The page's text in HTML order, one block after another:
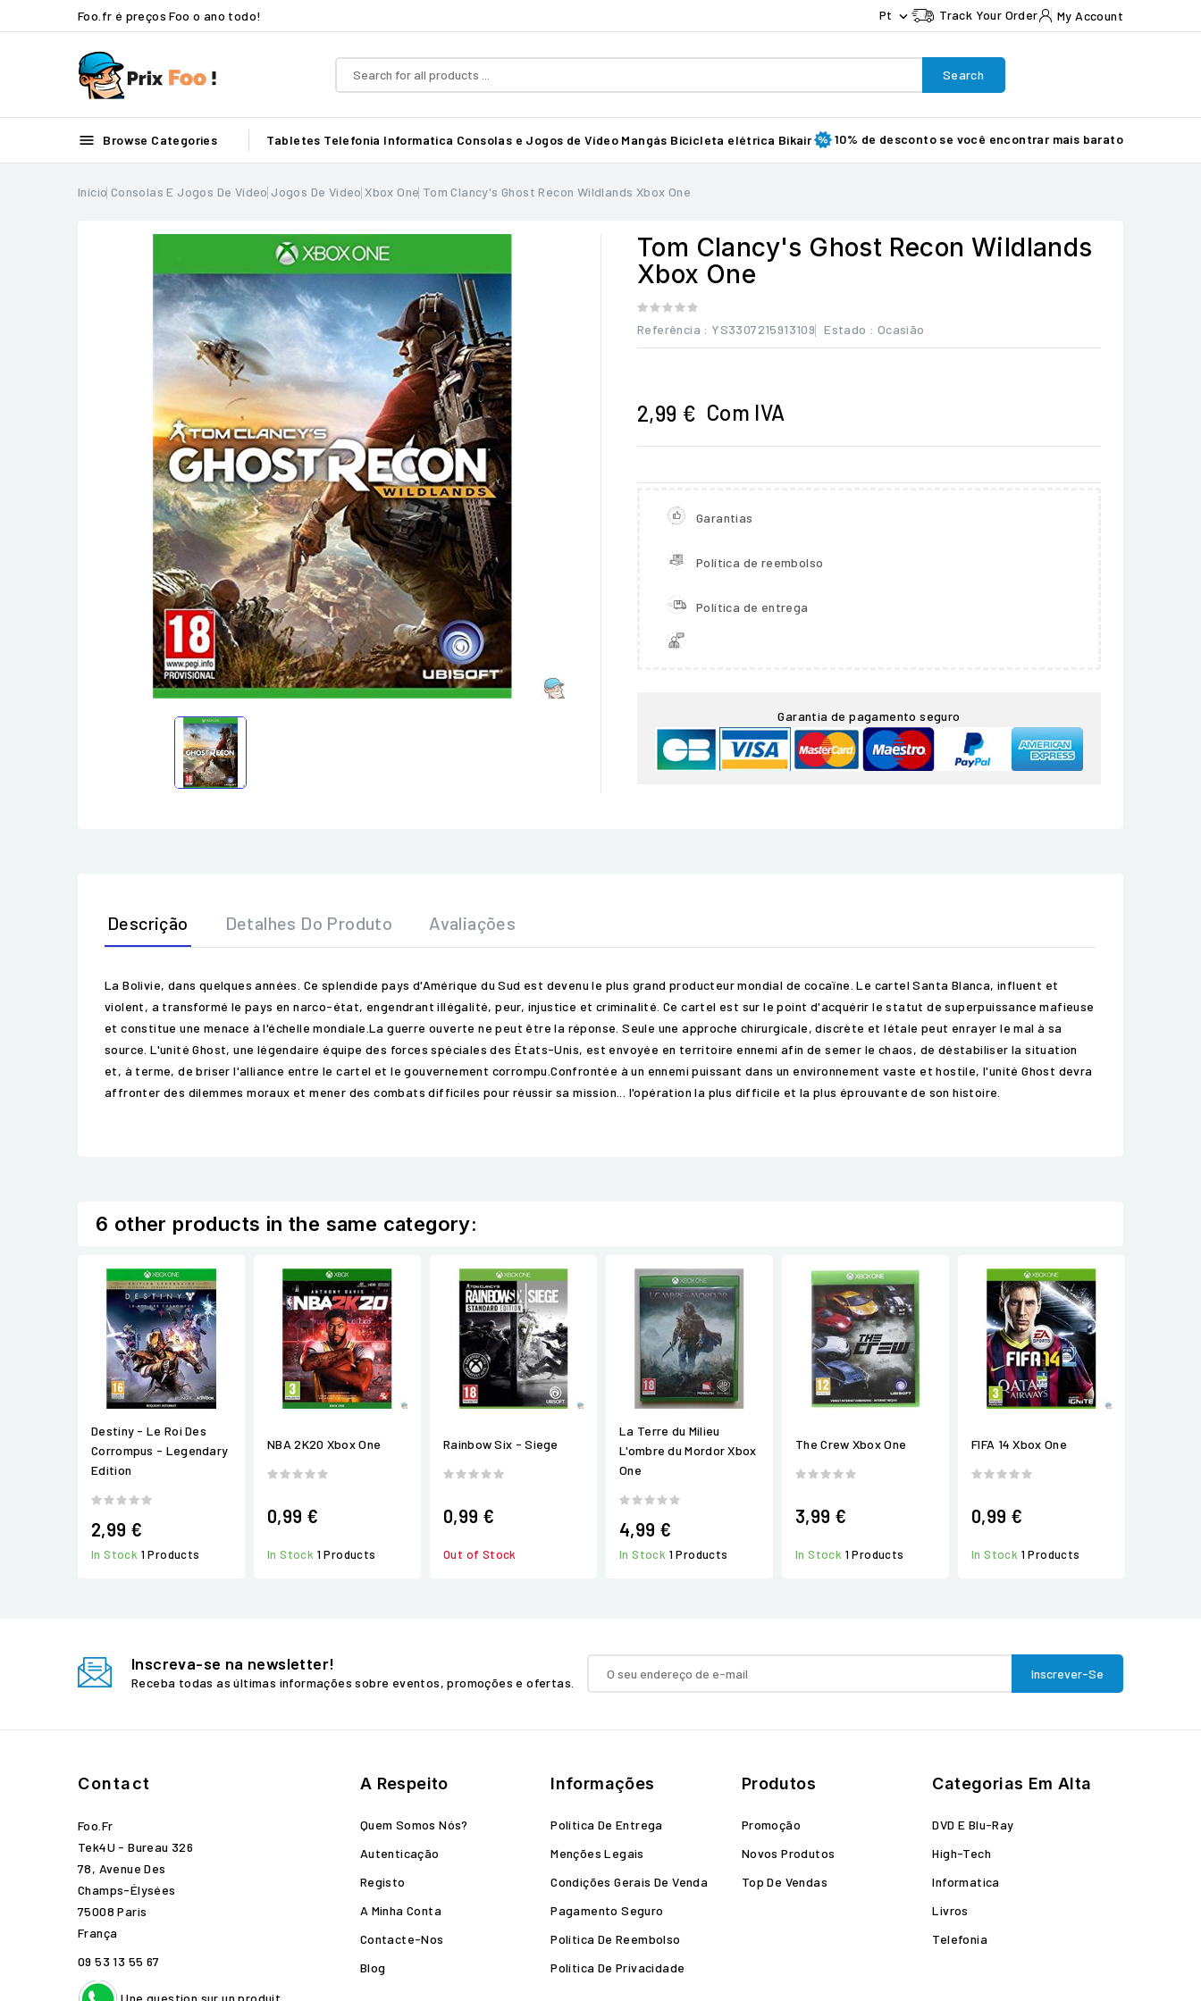
Foo.fr é preços Foo o ano todo! Pt  Track Your Order My Account
Search
 Browse Categories Tabletes Telefonia Informatica Consolas e Jogos de Vídeo Mangás Bicicleta elétrica Bikair 10% de desconto se você encontrar mais barato
Início Consolas E Jogos De Vídeo Jogos De Vídeo Xbox One Tom Clancy's Ghost Recon Wildlands Xbox One

Tom Clancy's Ghost Recon Wildlands
Xbox One
Referência : YS3307215913109 Estado : Ocasião
2,99 € Com IVA
Garantias
Política de reembolso
Política de entrega
Garantia de pagamento seguro
Descrição Detalhes Do Produto Avaliações
La Bolivie, dans quelques années. Ce splendide pays d'Amérique du Sud est devenu le plus grand producteur mondial de cocaïne. Le cartel Santa Blanca, influent et
violent, a transformé le pays en narco-état, engendrant illégalité, peur, injustice et criminalité. Ce cartel est sur le point d'acquérir le statut de superpuissance mafieuse
et constitue une menace à l'échelle mondiale.La guerre ouverte ne peut être la réponse. Seule une approche chirurgicale, discrète et létale peut enrayer le mal à sa
source. L'unité Ghost, une légendaire équipe des forces spéciales des États-Unis, est envoyée en territoire ennemi afin de semer le chaos, de déstabiliser la situation
et, à terme, de briser l'alliance entre le cartel et le gouvernement corrompu.Confrontée à un ennemi puissant dans un environnement vaste et hostile, l'unité Ghost devra
affronter des dilemmes moraux et mener des combats difficiles pour réussir sa mission... l'opération la plus difficile et la plus éprouvante de son histoire.
6 other products in the same category:
Destiny - Le Roi Des
Corrompus - Legendary
Edition
2,99 €
In Stock 1 Products
NBA 2K20 Xbox One
0,99 €
In Stock 1 Products
Rainbow Six - Siege
0,99 €
Out of Stock
La Terre du Milieu
L'ombre du Mordor Xbox
One
4,99 €
In Stock 1 Products
The Crew Xbox One
3,99 €
In Stock 1 Products
FIFA 14 Xbox One
0,99 €
In Stock 1 Products
Inscreva-se na newsletter!
Receba todas as últimas informações sobre eventos, promoções e ofertas.
Contact
Foo.fr
Tek4U - Bureau 326
78, Avenue Des
Champs-Élysées
75008 Paris
França
09 53 13 55 67
Une question sur un produit
A Respeito
Quem Somos Nós?
Autenticação
Registo
A Minha Conta
Contacte-Nos
Blog
Informações
Política De Entrega
Menções Legais
Condições Gerais De Venda
Pagamento Seguro
Política De Reembolso
Política De Privacidade
Produtos
Promoção
Novos Produtos
Top De Vendas
Categorias Em Alta
DVD E Blu-Ray
High-Tech
Informatica
Livros
Telefonia